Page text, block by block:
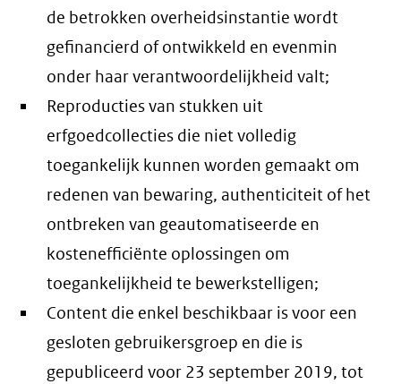
de betrokken overheidsinstantie wordt
gefinancierd of ontwikkeld en evenmin
onder haar verantwoordelijkheid valt;
Reproducties van stukken uit
erfgoedcollecties die niet volledig
toegankelijk kunnen worden gemaakt om
redenen van bewaring, authenticiteit of het
ontbreken van geautomatiseerde en
kostenefficiënte oplossingen om
toegankelijkheid te bewerkstelligen;
Content die enkel beschikbaar is voor een
gesloten gebruikersgroep en die is
gepubliceerd voor 23 september 2019, tot